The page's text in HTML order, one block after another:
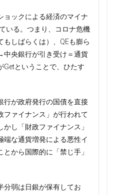
ョックによる経済のマイナ
いる。つまり、コロナ危機
しばらくは）、QEも膨ら
央銀行が引き受け＝通貨
ということで、ひたす
行が政府発行の国債を直接
ファイナンス」が行われて
し「財政ファイナンス」
端な通貨増発による悪性イ
から国際的に「禁じ手」
分弱は日銀が保有してお